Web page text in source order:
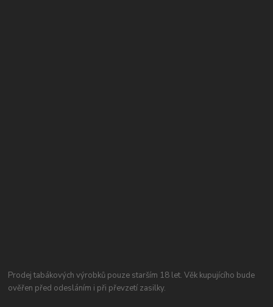
Prodej tabákových výrobků pouze starším 18 let. Věk kupujícího bude
ověřen před odesláním i při převzetí zasilky.